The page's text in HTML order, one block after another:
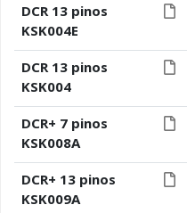
DCR 13 pinos
KSK004E
DCR 13 pinos
KSK004
DCR+ 7 pinos
KSK008A
DCR+ 13 pinos
KSK009A